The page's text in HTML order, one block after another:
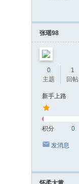
张瑶98
0
主题
1
回帖
新手上路
积分 0
发消息